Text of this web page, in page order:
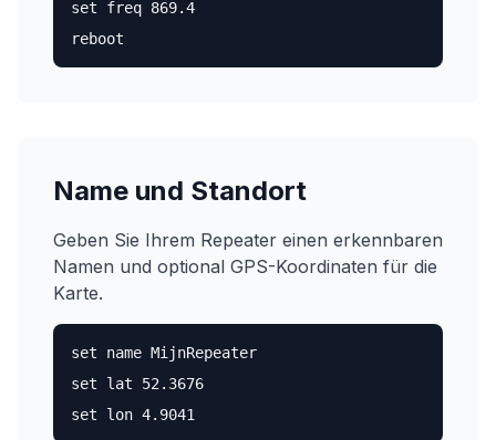
set freq 869.4
reboot
Name und Standort
Geben Sie Ihrem Repeater einen erkennbaren
Namen und optional GPS-Koordinaten für die
Karte.
set name MijnRepeater
set lat 52.3676
set lon 4.9041